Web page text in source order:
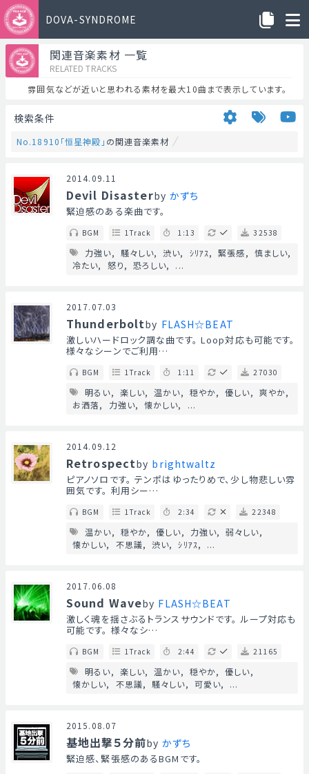
DOVA-SYNDROME
関連音楽素材 一覧
RELATED TRACKS
雰囲気などが近いと思われる素材を最大10曲まで表示しています。
検索条件
No.18910「恒星神殿」 の関連音楽素材
2014.09.11
Devil Disasterby かずち
緊迫感のある楽曲です。
BGM 1Track 1:13 32538
力強い 騒々しい 渋い ｼﾘｱｽ 緊張感
慎ましい
冷たい
怒り 恐ろしい ...
2017.07.03
Thunderboltby FLASH☆BEAT
激しいハードロック調な曲です。 Loop対応も可能です。
様々なシーンでご利用…
BGM 1Track 1:11 27030
明るい 楽しい 温かい 穏やか 優しい
爽やか
お洒落
力強い 懐かしい ...
2014.09.12
Retrospectby brightwaltz
ピアノソロです。 テンポはゆったりめで、少し物悲しい雰
囲気です。 利用シー…
BGM 1Track 2:34 22348
温かい 穏やか 優しい 力強い
弱々しい
懐かしい
不思議 渋い ｼﾘｱｽ ...
2017.06.08
Sound Waveby FLASH☆BEAT
激しく魂を揺さぶるトランスサウンドです。 ループ対応も
可能です。 様々なシ…
BGM 1Track 2:44 21165
明るい 楽しい 温かい 穏やか
優しい
懐かしい
不思議 騒々しい 可愛い ...
2015.08.07
基地出撃５分前by かずち
緊迫感、緊張感のあるBGMです。